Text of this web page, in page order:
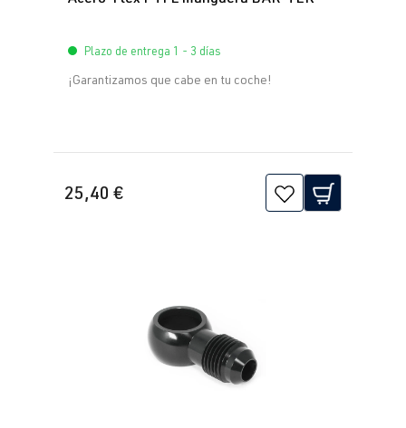
Plazo de entrega 1 - 3 días
¡Garantizamos que cabe en tu coche!
25,40 €